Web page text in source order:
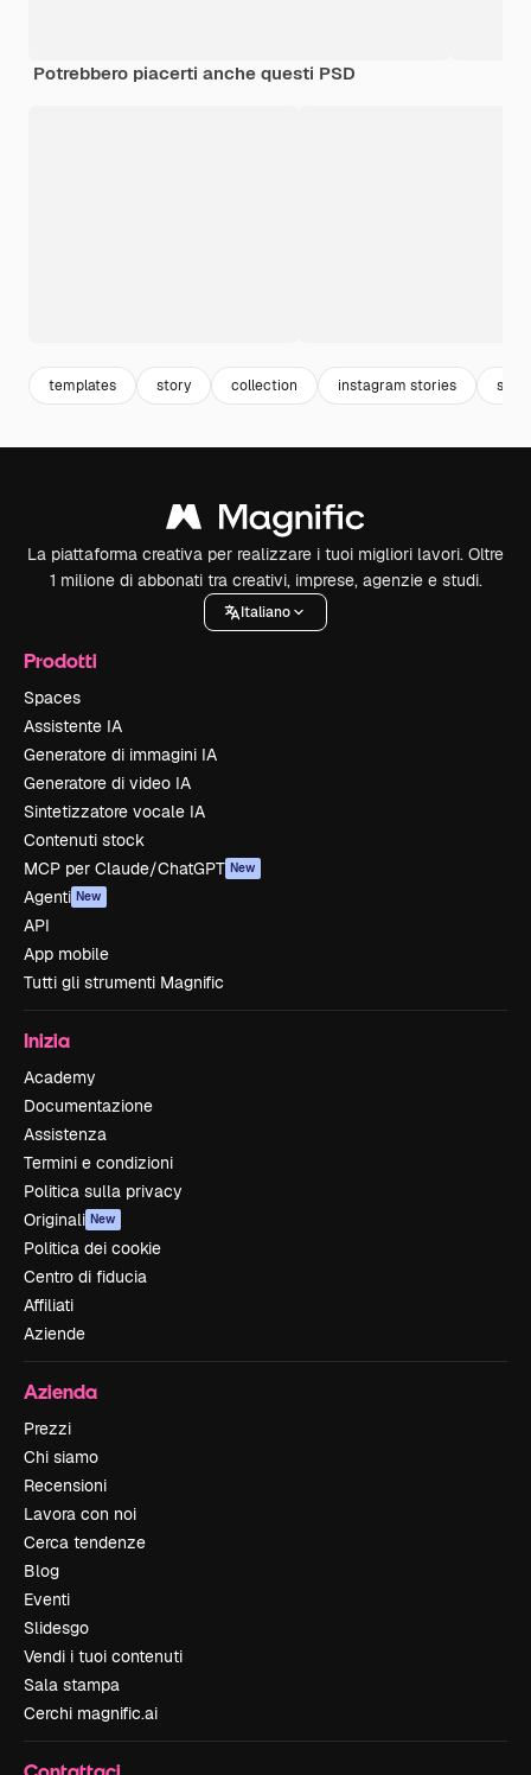
Potrebbero piacerti anche questi PSD
templates story collection instagram stories set
La piattaforma creativa per realizzare i tuoi migliori lavori. Oltre
1 milione di abbonati tra creativi, imprese, agenzie e studi.
Italiano
Prodotti
Spaces
Assistente IA
Generatore di immagini IA
Generatore di video IA
Sintetizzatore vocale IA
Contenuti stock
MCP per Claude/ChatGPT New
Agenti New
API
App mobile
Tutti gli strumenti Magnific
Inizia
Academy
Documentazione
Assistenza
Termini e condizioni
Politica sulla privacy
Originali New
Politica dei cookie
Centro di fiducia
Affiliati
Aziende
Azienda
Prezzi
Chi siamo
Recensioni
Lavora con noi
Cerca tendenze
Blog
Eventi
Slidesgo
Vendi i tuoi contenuti
Sala stampa
Cerchi magnific.ai